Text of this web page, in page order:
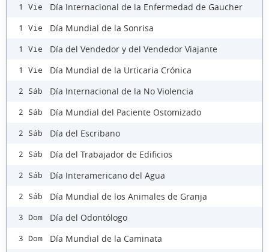
1 Vie Día Internacional de la Enfermedad de Gaucher
1 Vie Día Mundial de la Sonrisa
1 Vie Día del Vendedor y del Vendedor Viajante
1 Vie Día Mundial de la Urticaria Crónica
2 Sáb Día Internacional de la No Violencia
2 Sáb Día Mundial del Paciente Ostomizado
2 Sáb Día del Escribano
2 Sáb Día del Trabajador de Edificios
2 Sáb Día Interamericano del Agua
2 Sáb Día Mundial de los Animales de Granja
3 Dom Día del Odontólogo
3 Dom Día Mundial de la Caminata